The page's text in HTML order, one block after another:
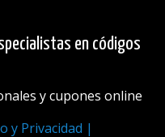
en códigos
y cupones online
y Privacidad |